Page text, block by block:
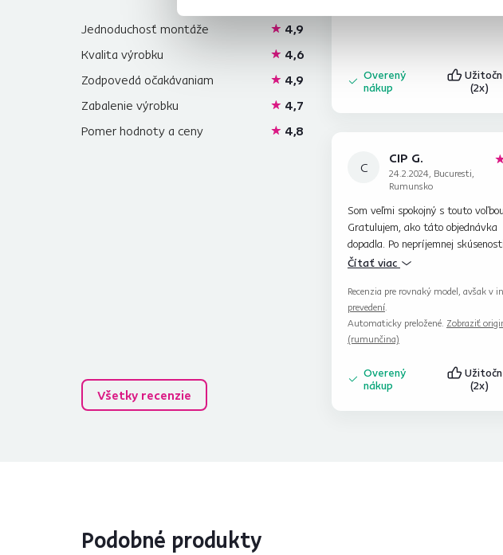
Jednoduchosť montáže
4,9
Kvalita výrobku
4,6
Zodpovedá očakávaniam
4,9
Zabalenie výrobku
4,7
Pomer hodnoty a ceny
4,8
Všetky recenzie
Overený
nákup
(2x)
C
CIP G.
24.2.2024, Bucuresti,
Rumunsko
Som veľmi spokojný s touto
Gratulujem, ako táto objednávka
dopadla. Po nepríjemnej
Altexom toto kreslo potešilo moju
Čítať viac
Recenzia pre rovnaký model, avšak v
prevedení.
Automaticky preložené. Zobraziť
(rumunčina)
Overený
nákup
(2x)
Podobné produkty